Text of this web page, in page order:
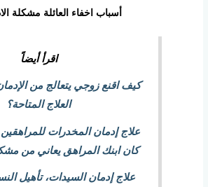
أسباب اخفاء العائلة مشكلة
اقرأ أيضاً
كيف اقنع زوجي يتعالج من
العلاج المتاحة؟
علاج إدمان المخدرات للمراهقين
كان ابنك المراهق يعاني من
علاج إدمان السيدات، تأهيل